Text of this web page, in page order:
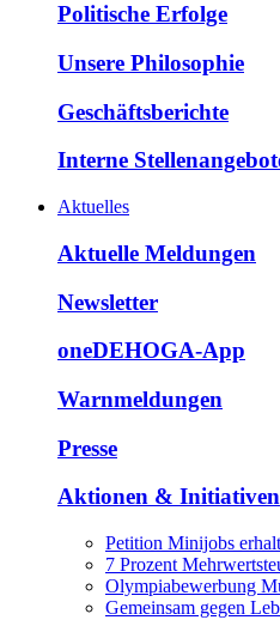
Politische Erfolge
Unsere Philosophie
Geschäftsberichte
Interne
Aktuelles
Aktuelle Meldungen
Newsletter
oneDEHOGA-App
Warnmeldungen
Presse
Aktionen & Initiativen
Petition Minijobs
7 Prozent
Olympiabewerbung
Gemeinsam gegen